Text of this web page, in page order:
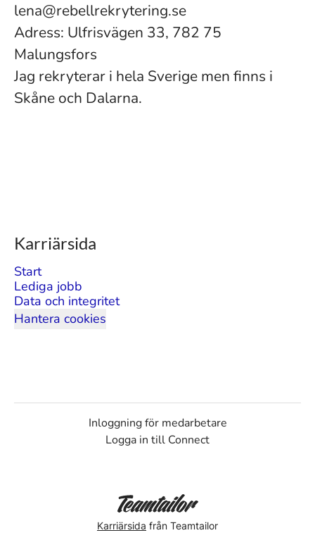
lena@rebellrekrytering.se
Adress: Ulfrisvägen 33, 782 75
Malungsfors
Jag rekryterar i hela Sverige men finns i
Skåne och Dalarna.
Karriärsida
Start
Lediga jobb
Data och integritet
Hantera cookies
Inloggning för medarbetare
Logga in till Connect
Karriärsida från Teamtailor